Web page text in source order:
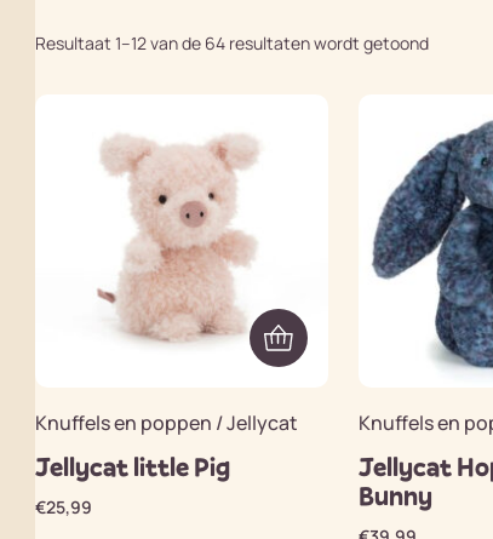
Resultaat 1–12 van de 64 resultaten wordt getoond
Knuffels en poppen / Jellycat
Jellycat little Pig
€25,99
Knuffels en
Jellycat
Bunny